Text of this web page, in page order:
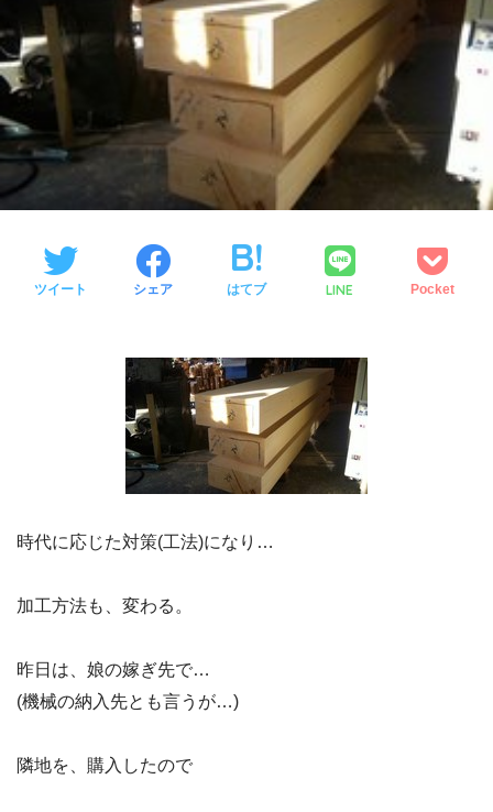
ツイート シェア はてブ LINE Pocket
時代に応じた対策(工法)になり…
加工方法も、変わる。
昨日は、娘の嫁ぎ先で…
(機械の納入先とも言うが…)
隣地を、購入したので